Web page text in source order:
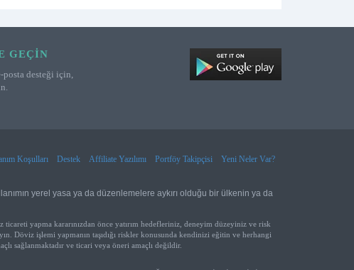
GEÇIN
posta desteği için,
Koşulları Destek Affiliate Yazılımı Portföy Takipçisi
Yeni Neler Var?
yerel yasa ya da düzenlemelere aykırı olduğu bir ülkenin ya da
yapma kararınızdan önce yatırım hedefleriniz, deneyim düzeyiniz ve risk
Döviz işlemi yapmanın taşıdığı riskler konusunda kendinizi eğitin ve herhangi
sağlanmaktadır ve ticari veya öneri amaçlı değildir.